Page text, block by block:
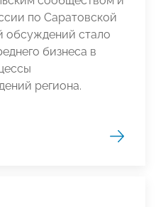
по Саратовской
обсуждений стало
бизнеса в
региона.